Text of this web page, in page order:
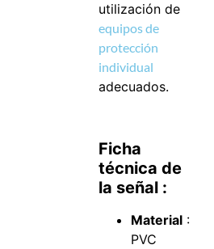
utilización de
equipos de
protección
individual
adecuados.
Ficha
técnica de
la señal :
Material :
PVC